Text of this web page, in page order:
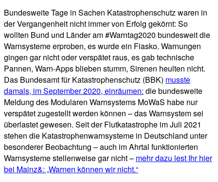
Bundesweite Tage in Sachen Katastrophenschutz waren in
der Vergangenheit nicht immer von Erfolg gekörnt: So
wollten Bund und Länder am #Warntag2020 bundesweit die
Warnsysteme erproben, es wurde ein Fiasko. Warnungen
gingen gar nicht oder verspätet raus, es gab technische
Pannen, Warn-Apps blieben stumm, Sirenen heulten nicht.
Das Bundesamt für Katastrophenschutz (BBK) musste
damals, im September 2020, einräumen: die bundesweite
Meldung des Modularen Warnsystems MoWaS habe nur
verspätet zugestellt werden können – das Warnsystem sei
überlastet gewesen. Seit der Flutkatastrophe im Juli 2021
stehen die Katastrophenwarnsysteme in Deutschland unter
besonderer Beobachtung – auch im Ahrtal funktionierten
Warnsysteme stellenweise gar nicht – mehr dazu lest Ihr hier
bei Mainz&: „Warnen können wir nicht.“